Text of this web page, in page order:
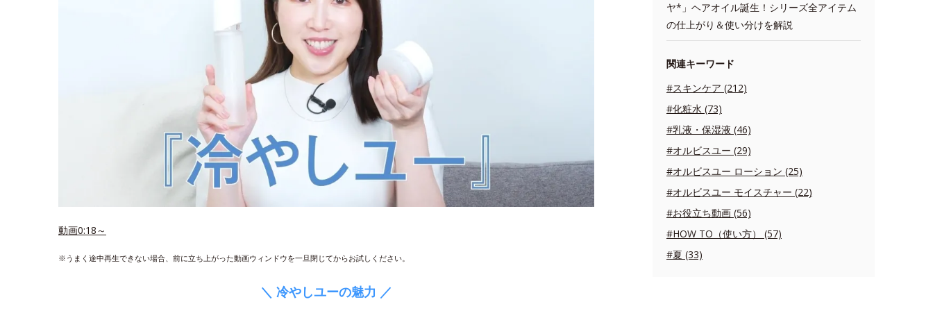
動画0:18～
※うまく途中再生できない場合、前に立ち上がった動画ウィンドウを一旦閉じてからお試しください。
＼ 冷やしユーの魅力 ／
ヤ*」ヘアオイル誕生！シリーズ全アイテム
の仕上がり＆使い分けを解説
関連キーワード
#スキンケア (212)
#化粧水 (73)
#乳液・保湿液 (46)
#オルビスユー (29)
#オルビスユー ローション (25)
#オルビスユー モイスチャー (22)
#お役立ち動画 (56)
#HOW TO（使い方） (57)
#夏 (33)